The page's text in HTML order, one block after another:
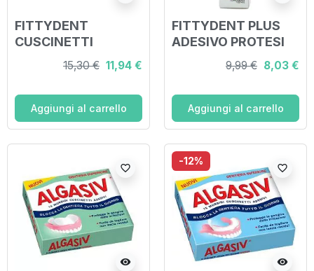
FITTYDENT
CUSCINETTI
ADESIVI 30 PEZZI
15,30 € 11,94 €
Aggiungi al carrello
FITTYDENT PLUS
ADESIVO PROTESI
9,99 € 8,03 €
Aggiungi al carrello
visibility
favorite_border
-12%
visibility
favorite_border